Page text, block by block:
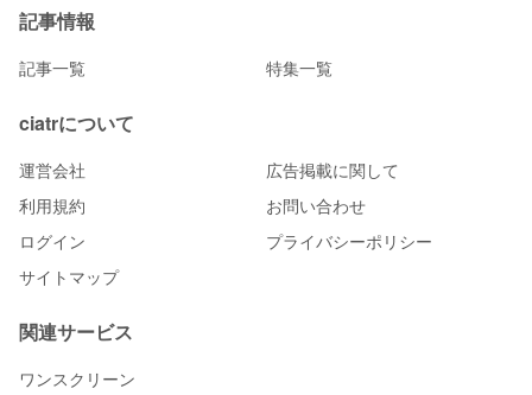
記事情報
記事一覧 特集一覧
ciatrについて
運営会社
広告掲載に関して
利用規約
お問い合わせ
ログイン
プライバシーポリシー
サイトマップ
関連サービス
ワンスクリーン